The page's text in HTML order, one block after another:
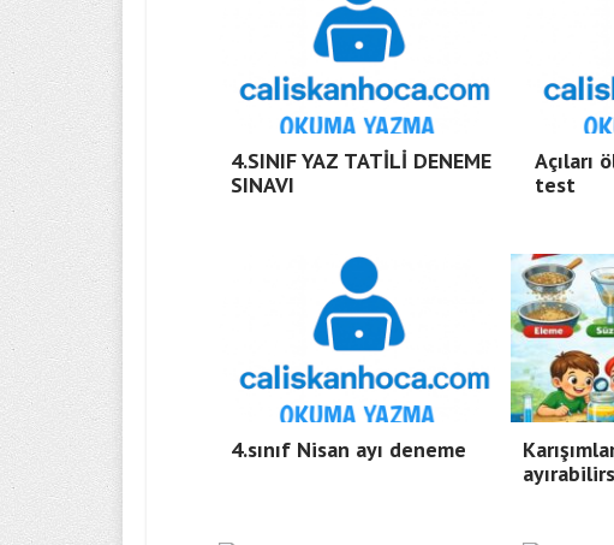
4.SINIF YAZ TATİLİ DENEME
SINAVI
Açıları
test
4.sınıf Nisan ayı deneme